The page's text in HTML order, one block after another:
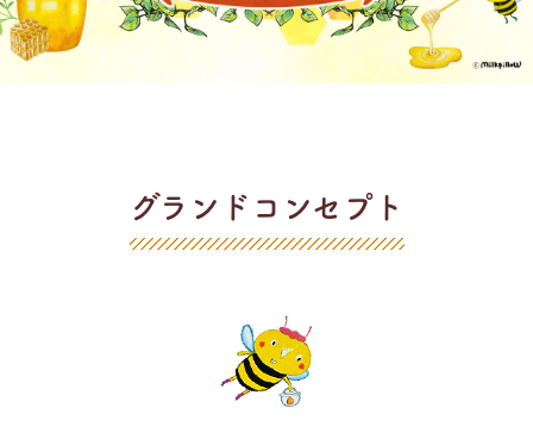
グランドコンセプト